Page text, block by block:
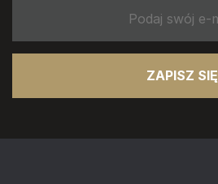
ZAPISZ SIĘ